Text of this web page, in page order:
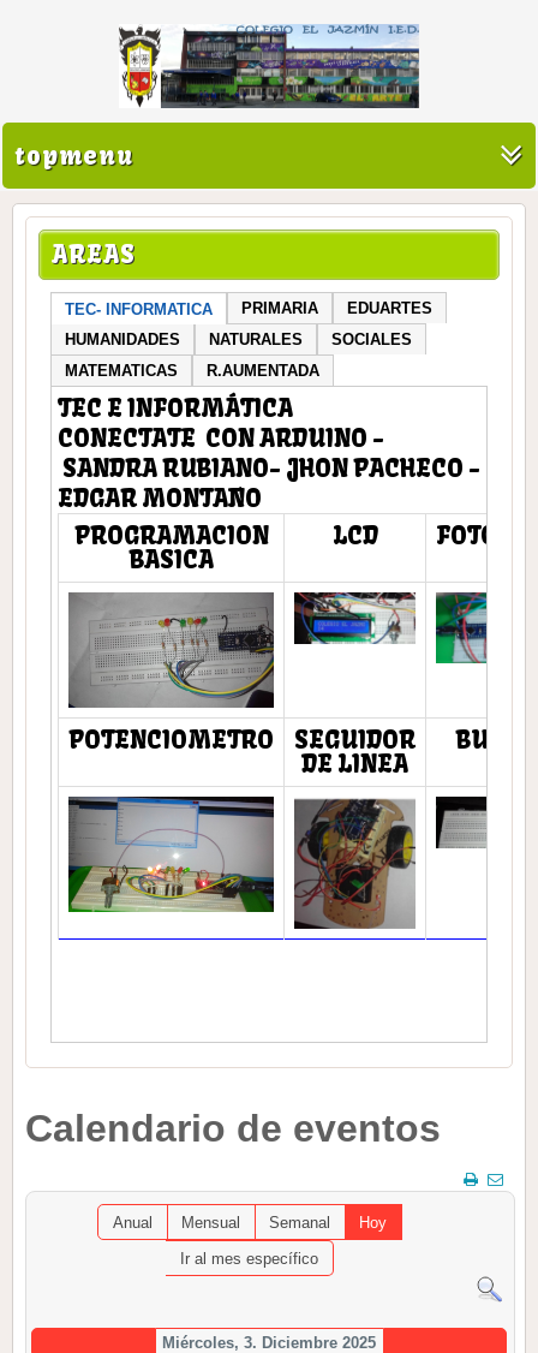
topmenu
AREAS
TEC- INFORMATICA PRIMARIA
EDUARTES
HUMANIDADES
NATURALES
SOCIALES
MATEMATICAS
R.AUMENTADA
TEC E INFORMÁTICA
CONECTATE CON ARDUINO -
SANDRA RUBIANO- JHON PACHECO -
EDGAR MONTAÑO
PROGRAMACION
BASICA
LCD
POTENCIOMETRO
SEGUIDOR
DE LINEA
Calendario de eventos
Anual Mensual Semanal
Hoy
Ir al mes específico
Miércoles, 3. Diciembre 2025